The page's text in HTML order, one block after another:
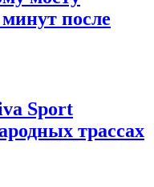
после
Sport
трассах